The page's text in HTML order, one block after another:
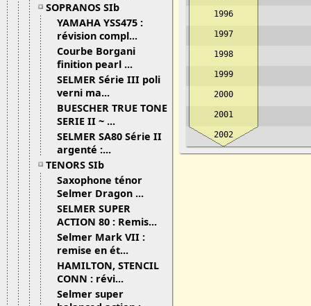
SOPRANOS SIb
YAMAHA YSS475 :
révision compl...
Courbe Borgani
finition pearl ...
SELMER Série III poli
verni ma...
BUESCHER TRUE TONE
SERIE II ~ ...
SELMER SA80 Série II
argenté :...
TENORS SIb
Saxophone ténor
Selmer Dragon ...
SELMER SUPER
ACTION 80 : Remis...
Selmer Mark VII :
remise en ét...
HAMILTON, STENCIL
CONN : révi...
Selmer super
1996
1997
1998
1999
2000
2001
2002